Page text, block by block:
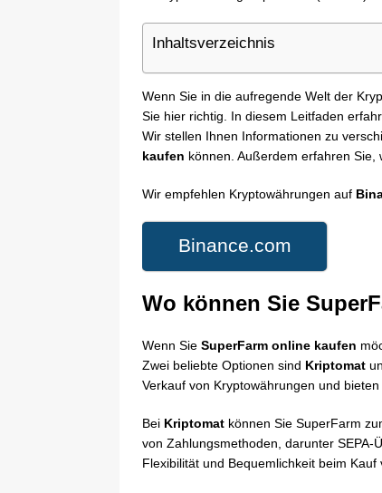
Inhaltsverzeichnis
Wenn Sie in die aufregende Welt der
Sie hier richtig. In diesem Leitfaden
Wir stellen Ihnen Informationen zu
kaufen können. Außerdem erfahren Sie,
Wir empfehlen Kryptowährungen auf
Binance.com
Wo können Sie
Wenn Sie SuperFarm online kaufen
Zwei beliebte Optionen sind Kriptomat
Verkauf von Kryptowährungen und
Bei Kriptomat können Sie SuperFarm
von Zahlungsmethoden, darunter SEPA-
Flexibilität und Bequemlichkeit beim Kauf